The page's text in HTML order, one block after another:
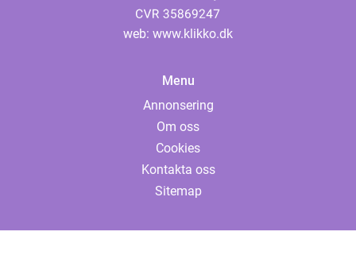
web: www.klikko.dk
Menu
Annonsering
Om oss
Cookies
Kontakta oss
Sitemap